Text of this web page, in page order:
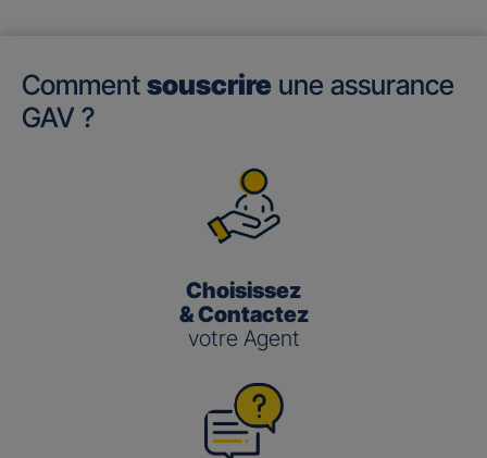
Comment souscrire une assurance
GAV ?
Choisissez
& Contactez
votre Agent